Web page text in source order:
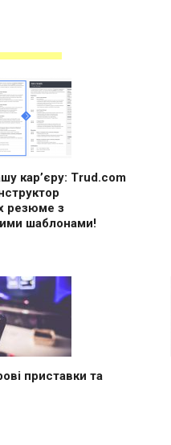
кар’єру: Trud.com
резюме з
шаблонами!
приставки та